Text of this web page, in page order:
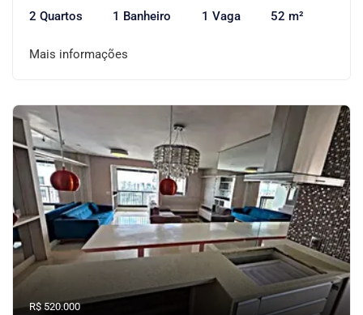
2 Quartos 1 Banheiro 1 Vaga 52 m²
Mais informações
R$ 520.000